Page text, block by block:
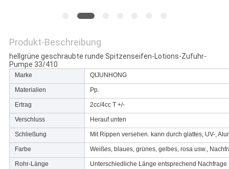
Produkt-Beschreibung
hellgrüne geschraubte runde Spitzenseifen-Lotions-Zufuhr-
Pumpe 33/410
Marke QIJUNHONG
Materialien Pp.
Ertrag 2cc/4cc T +/-
Verschluss Herauf unten
Schließung Mit Rippen versehen. kann durch glattes, UV-,
Farbe Weißes, blaues, grünes, gelbes, rosa usw.,
Rohr-Länge Unterschiedliche Länge entsprechend Nachfrage